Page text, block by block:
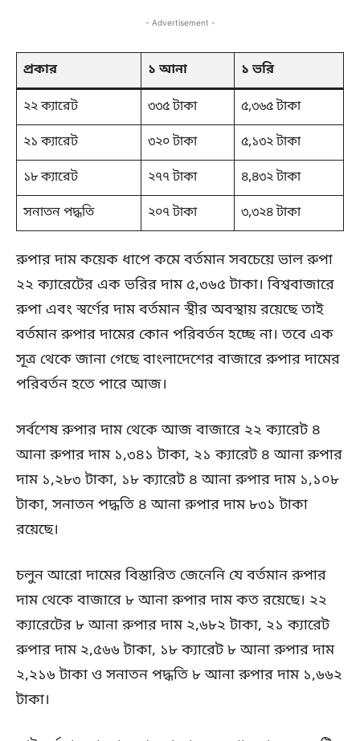
- Advertisement -
প্রকার ১ আনা ১ ভরি
২২ ক্যারেট ৩৩৫ টাকা
৫,৩৬৫ টাকা
২১ ক্যারেট
৩২০ টাকা
৫,১৩২ টাকা
১৮ ক্যারেট
২৭৭ টাকা
৪,৪৩২ টাকা
সনাতন পদ্ধতি
২০৭ টাকা ৩,৩২৪ টাকা
রুপার দাম কয়েক ধাপে কমে বর্তমান সবচেয়ে ভাল রুপা
২২ ক্যারেটের এক ভরির দাম ৫,৩৬৫ টাকা। বিশ্ববাজারে
রুপা এবং স্বর্ণের দাম বর্তমান স্থীর অবস্থায় রয়েছে তাই
বর্তমান রুপার দামের কোন পরিবর্তন হচ্ছে না। তবে এক
সূত্র থেকে জানা গেছে বাংলাদেশের বাজারে রুপার দামের
পরিবর্তন হতে পারে আজ।
সর্বশেষ রুপার দাম থেকে আজ বাজারে ২২ ক্যারেট ৪
আনা রুপার দাম ১,৩৪১ টাকা, ২১ ক্যারেট ৪ আনা রুপার
দাম ১,২৮৩ টাকা, ১৮ ক্যারেট ৪ আনা রুপার দাম ১,১০৮
টাকা, সনাতন পদ্ধতি ৪ আনা রুপার দাম ৮৩১ টাকা
রয়েছে।
চলুন আরো দামের বিস্তারিত জেনেনি যে বর্তমান রুপার
দাম থেকে বাজারে ৮ আনা রুপার দাম কত রয়েছে। ২২
ক্যারেটের ৮ আনা রুপার দাম ২,৬৮২ টাকা, ২১ ক্যারেট
রুপার দাম ২,৫৬৬ টাকা, ১৮ ক্যারেট ৮ আনা রুপার দাম
২,২১৬ টাকা ও সনাতন পদ্ধতি ৮ আনা রুপার দাম ১,৬৬২
টাকা।